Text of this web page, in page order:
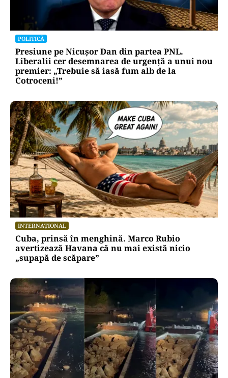
POLITICĂ
Presiune pe Nicușor Dan din partea PNL.
Liberalii cer desemnarea de urgență a unui nou
premier: „Trebuie să iasă fum alb de la
Cotroceni!”
INTERNAȚIONAL
Cuba, prinsă în menghină. Marco Rubio
avertizează Havana că nu mai există nicio
„supapă de scăpare”